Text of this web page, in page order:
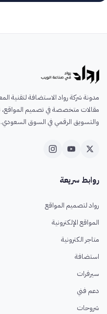
مدونة شركة رواد الاستضافة لتقنية
مقالات متخصصة في تصميم المواقع،
والتسويق الرقمي في السوق السعودي.
روابط سريعة
رواد لتصميم المواقع
المواقع الإلكترونية
متاجر الكترونية
استضافة
سيرفرات
دعم فني
شروحات